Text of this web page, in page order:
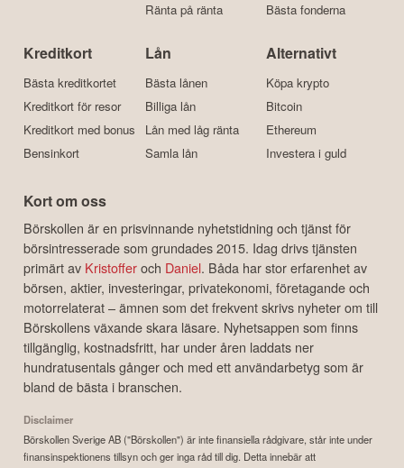
Ränta på ränta
Bästa fonderna
Kreditkort
Bästa kreditkortet
Kreditkort för resor
Kreditkort med bonus
Bensinkort
Lån
Bästa lånen
Billiga lån
Lån med låg ränta
Samla lån
Alternativt
Köpa krypto
Bitcoin
Ethereum
Investera i guld
Kort om oss
Börskollen är en prisvinnande nyhetstidning och tjänst för
börsintresserade som grundades 2015. Idag drivs tjänsten
primärt av Kristofferoch Daniel. Båda har stor erfarenhet av
börsen, aktier, investeringar, privatekonomi, företagande och
motorrelaterat – ämnen som det frekvent skrivs nyheter om till
Börskollens växande skara läsare. Nyhetsappen som finns
tillgänglig, kostnadsfritt, har under åren laddats ner
hundratusentals gånger och med ett användarbetyg som är
bland de bästa i branschen.
Disclaimer
Börskollen Sverige AB ("Börskollen") är inte finansiella rådgivare, står inte under
finansinspektionens tillsyn och ger inga råd till dig. Detta innebär att